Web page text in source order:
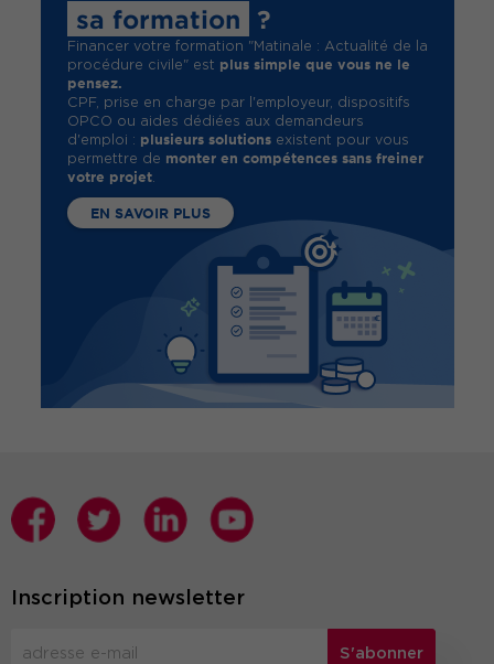
sa formation
?
Financer votre formation "Matinale : Actualité de la
procédure civile" est plus simple que vous ne le
pensez.
CPF, prise en charge par l'employeur, dispositifs
OPCO ou aides dédiées aux demandeurs
d'emploi : plusieurs solutionsexistent pour vous
permettre de monter en compétences sans freiner
votre projet.
EN SAVOIR PLUS
Inscription newsletter
S'abonner